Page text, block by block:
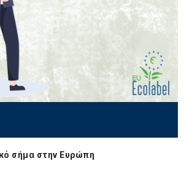
σήμα στην Ευρώπη